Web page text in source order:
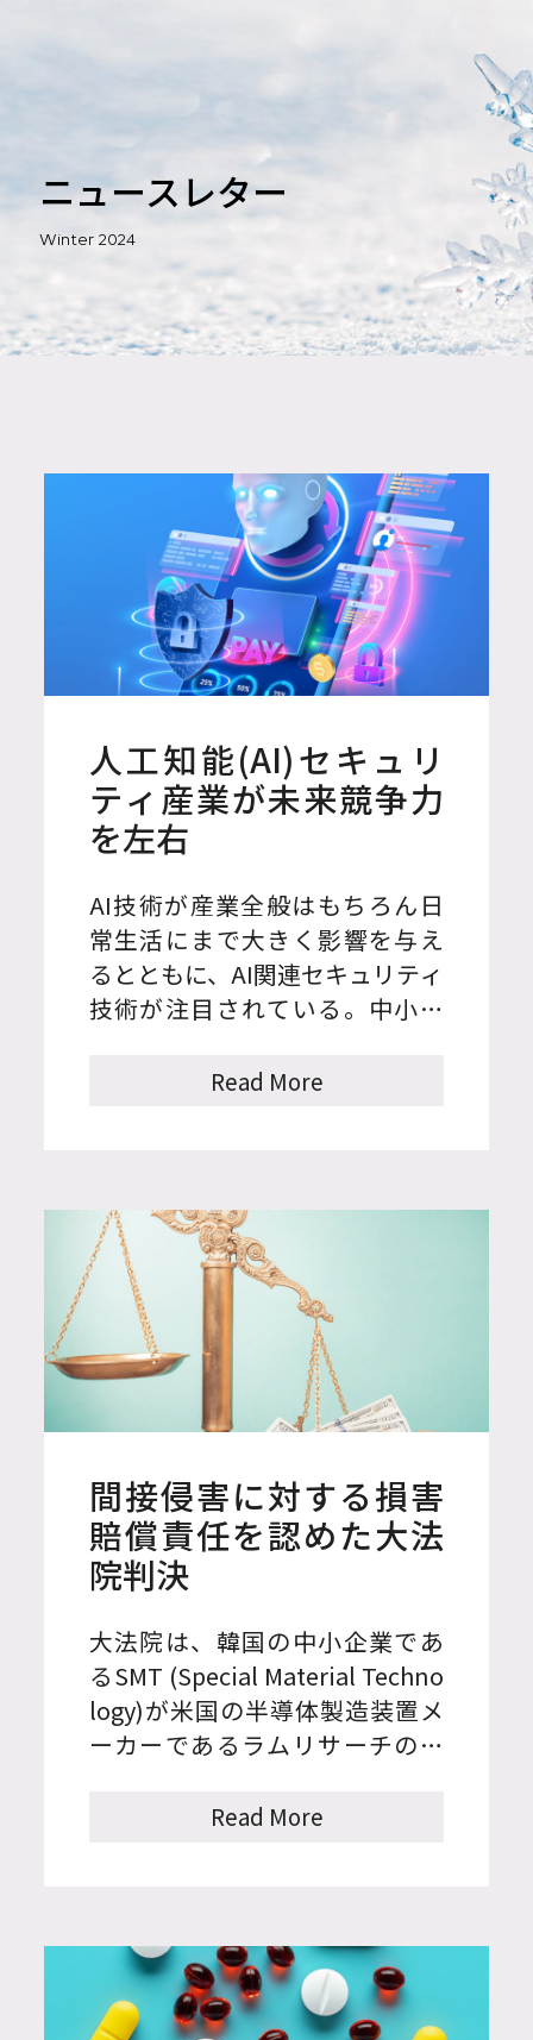
ニュースレター
Winter 2024
人工知能(AI)セキュリ
ティ産業が未来競争力
を左右
AI技術が産業全般はもちろん日
常生活にまで大きく影響を与え
るとともに、AI関連セキュリティ
技術が注目されている。中小ベ
技術ロードマップ2024~2026（'2
ドルに達することが予測され
る。
Read More
間接侵害に対する損害
賠償責任を認めた大法
院判決
大法院は、韓国の中小企業であ
るSMT (Special Material Techno
logy)が米国の半導体製造装置メ
ーカーであるラムリサーチの特
認め、損害賠償額として約34億
230695）。
Read More